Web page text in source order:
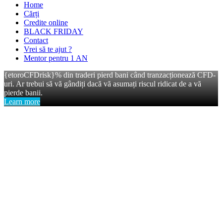
Home
Cărți
Credite online
BLACK FRIDAY
Contact
Vrei să te ajut ?
Mentor pentru 1 AN
{etoroCFDrisk}% din traderi pierd bani când tranzacționează CFD-
uri. Ar trebui să vă gândiți dacă vă asumați riscul ridicat de a vă
pierde banii.
Learn more